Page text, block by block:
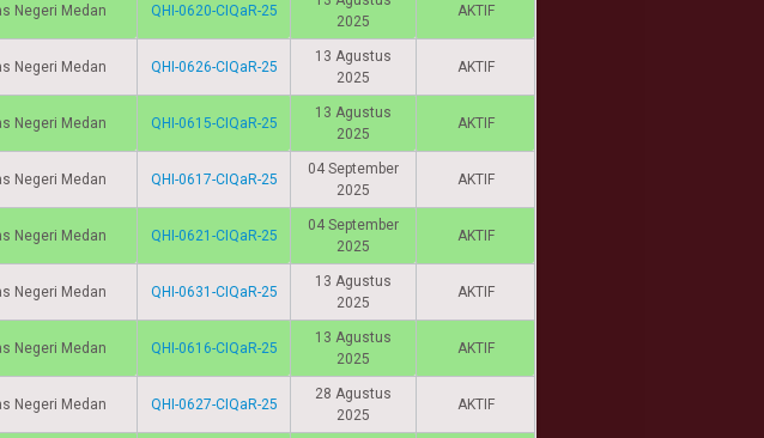
Negeri Medan QHI-0620-CIQaR-25
2025
AKTIF
Negeri Medan QHI-0626-CIQaR-25
13 Agustus
2025
AKTIF
Negeri Medan QHI-0615-CIQaR-25
13 Agustus
2025
AKTIF
Negeri Medan QHI-0617-CIQaR-25
04 September
2025
AKTIF
Negeri Medan QHI-0621-CIQaR-25
04 September
2025
AKTIF
Negeri Medan QHI-0631-CIQaR-25
13 Agustus
2025
AKTIF
Negeri Medan QHI-0616-CIQaR-25
13 Agustus
2025
AKTIF
Negeri Medan QHI-0627-CIQaR-25
28 Agustus
2025
AKTIF